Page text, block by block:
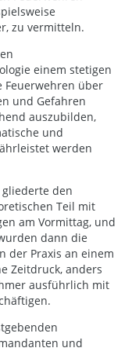
zu vermitteln.
einem stetigen
Feuerwehren über
und Gefahren
auszubilden,
und
werden
den
Teil mit
am Vormittag, und
dann die
der Praxis an einem
Zeitdruck, anders
ausführlich mit
und